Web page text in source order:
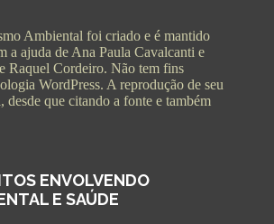
Ambiental foi criado e é mantido
a ajuda de Ana Paula Cavalcanti e
Raquel Cordeiro. Não tem fins
WordPress. A reprodução de seu
desde que citando a fonte e também
ENVOLVENDO
E SAÚDE